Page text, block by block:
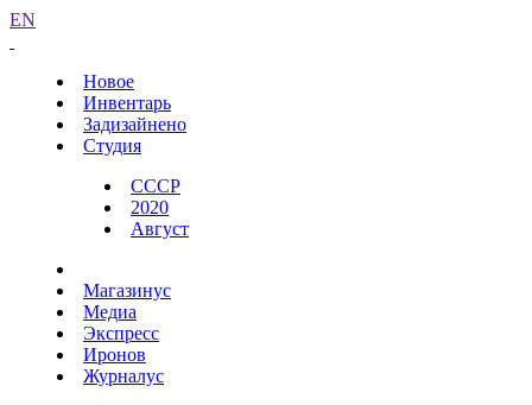
EN
Новое
Инвентарь
Задизайнено
Студия
СССР
2020
Август
Магазинус
Медиа
Экспресс
Иронов
Журналус